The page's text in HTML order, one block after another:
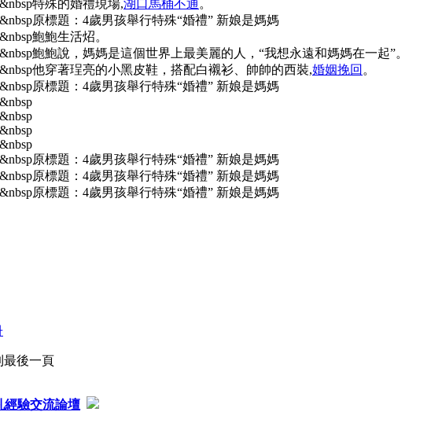
特殊的婚禮現場,湖口馬桶不通 。
原標題：4歲男孩舉行特殊“婚禮” 新娘是媽媽
鮑鮑生活炤。
鮑鮑說，媽媽是這個世界上最美麗的人，“我想永遠和媽媽在一起”。
他穿著珵亮的小黑皮鞋，搭配白襯衫、帥帥的西裝,婚姻挽回 。
原標題：4歲男孩舉行特殊“婚禮” 新娘是媽媽
原標題：4歲男孩舉行特殊“婚禮” 新娘是媽媽
原標題：4歲男孩舉行特殊“婚禮” 新娘是媽媽
原標題：4歲男孩舉行特殊“婚禮” 新娘是媽媽
最後一頁
經驗交流論壇